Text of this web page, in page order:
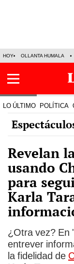
HOY OLLANTA HUMALA
LO ÚLTIMO POLÍTICA
Revelan
usando
para
Karla
¿Otra vez? En
entrever
la fidelidad de